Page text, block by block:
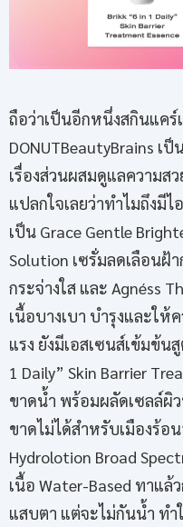
ถือว่าเป็นอีกหนึ่งสกินแค
DONUTBeautyBrains เป็
เรื่องส่วนผสมดูแลความส
แปลกใจเลยว่าทำไมถึงมีไ
เป็น Grace Gentle
Solution เซรั่มลดเลือนฝ้
กระจ่างใส และ Agnéss
เนื้อบางเบา บำรุงและใ
แรง ยังมีเอสเซนส์เข้มข้น
1 Daily” Skin Barrier
ขาดน้ำ พร้อมผลัดเซลล์ผิ
ขาดไม่ได้สำหรับเมืองร้อ
Hydrolotion Broad
เนื้อ Water-Based ทาแล้
แสบตา แต่จะไม่กันน้ำ ทำ